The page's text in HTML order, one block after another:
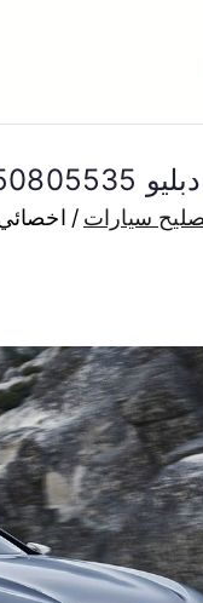
بنشر
بنشر متنقل الكويت
خدمة سيارات
سيارات اخصائي بي ام دبليو